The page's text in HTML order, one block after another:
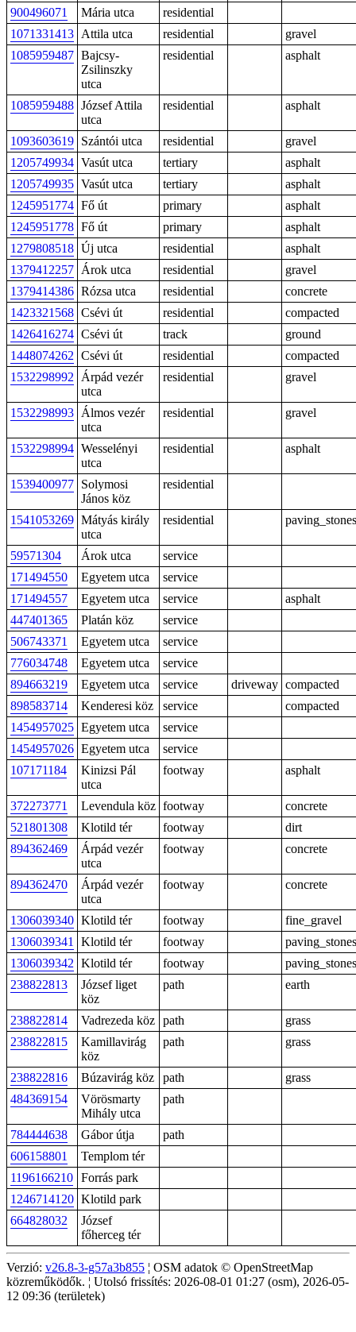
900496071 Mária utca
residential
1071331413 Attila utca residential
gravel
1085959487 Bajcsy-
Zsilinszky
utca
residential asphalt
1085959488 József Attila
utca
residential asphalt
1093603619 Szántói utca residential
gravel
1205749934 Vasút utca tertiary
asphalt
1205749935 Vasút utca tertiary
asphalt
1245951774 Fő út primary
asphalt
1245951778 Fő út primary
asphalt
1279808518 Új utca residential
asphalt
1379412257 Árok utca residential
gravel
1379414386 Rózsa utca residential
concrete
1423321568 Csévi út residential
compacted
1426416274 Csévi út track
ground
1448074262 Csévi út residential
compacted
1532298992
Árpád vezér
utca
residential gravel
1532298993 Álmos vezér
utca
residential gravel
1532298994 Wesselényi
utca
residential asphalt
1539400977 Solymosi
János köz
residential
1541053269 Mátyás király
utca
residential paving_stones
59571304 Árok utca
service
171494550
Egyetem utca
service
171494557
Egyetem utca service
asphalt
447401365
Platán köz
service
506743371
Egyetem utca
service
776034748
Egyetem utca
service
894663219
Egyetem utca service driveway compacted
898583714
Kenderesi köz service
compacted
1454957025 Egyetem utca
service
1454957026 Egyetem utca
service
107171184
Kinizsi Pál
utca
footway asphalt
372273771 Levendula köz footway
concrete
521801308
Klotild tér footway
dirt
894362469
Árpád vezér
utca
footway concrete
894362470
Árpád vezér
utca
footway concrete
1306039340 Klotild tér footway
fine_gravel
1306039341
Klotild tér footway
paving_stones
1306039342 Klotild tér footway
paving_stones
238822813
József liget
köz
path earth
238822814 Vadrezeda köz path
grass
238822815
Kamillavirág
köz
path grass
238822816 Búzavirág köz path
grass
484369154
Vörösmarty
Mihály utca
path
784444638 Gábor útja
path
606158801
Templom tér
1196166210 Forrás park
1246714120 Klotild park
664828032
József
főherceg tér
Verzió: v26.8-3-g57a3b855 ¦ OSM adatok © OpenStreetMap
közreműködők. ¦ Utolsó frissítés: 2026-08-01 01:27 (osm), 2026-05-
12 09:36 (területek)